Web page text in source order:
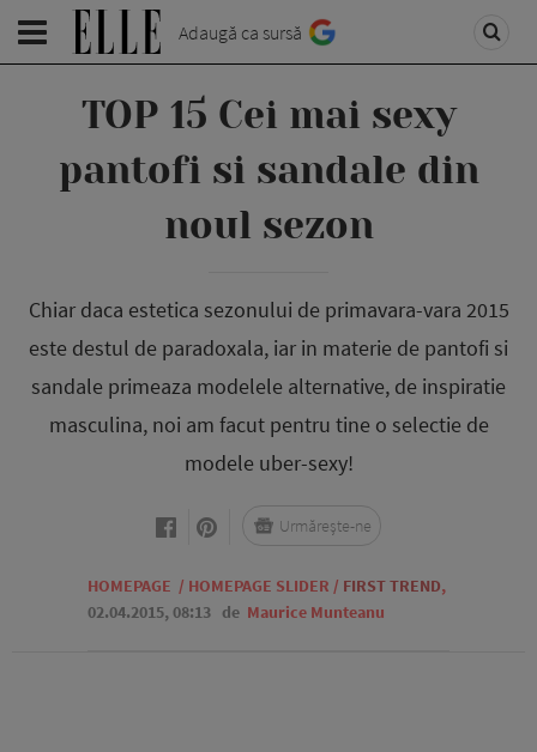
Adaugă ca sursă
TOP 15 Cei mai sexy
pantofi si sandale din
noul sezon
Chiar daca estetica sezonului de primavara-vara 2015
este destul de paradoxala, iar in materie de pantofi si
sandale primeaza modelele alternative, de inspiratie
masculina, noi am facut pentru tine o selectie de
modele uber-sexy!
HOMEPAGE / HOMEPAGE SLIDER / FIRST TREND,
02.04.2015, 08:13 de Maurice Munteanu
Urmărește-ne